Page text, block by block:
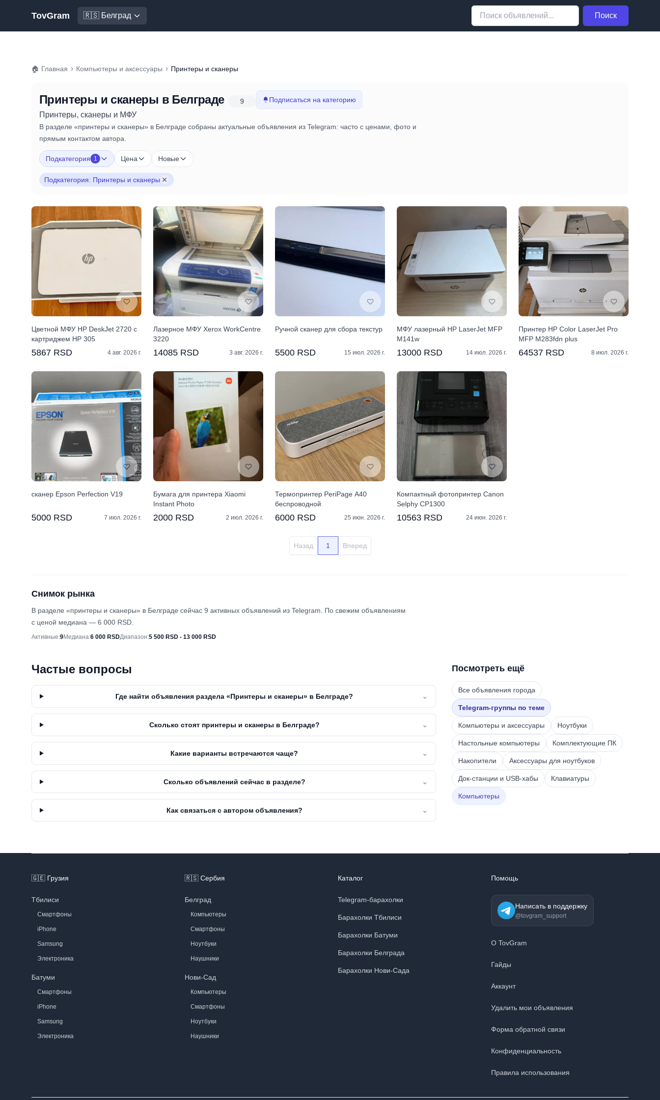
TovGram 🇷🇸 Белград Поиск
🏠 Главная › Компьютеры и аксессуары › Принтеры и сканеры
Принтеры и сканеры в Белграде 9 Подписаться на категорию
Принтеры, сканеры и МФУ
В разделе «принтеры и сканеры» в Белграде собраны актуальные объявления из Telegram: часто с ценами, фото и
прямым контактом автора.
Подкатегория 1 Цена Новые
Подкатегория: Принтеры и сканеры
Цветной МФУ HP DeskJet 2720 с
картриджем HP 305
5867 RSD 4 авг. 2026 г.
Лазерное МФУ Xerox WorkCentre
3220
14085 RSD 3 авг. 2026 г.
Ручной сканер для сбора текстур
5500 RSD 15 июл. 2026 г.
МФУ лазерный HP LaserJet MFP
M141w
13000 RSD 14 июл. 2026 г.
Принтер HP Color LaserJet Pro
MFP M283fdn plus
64537 RSD 8 июл. 2026 г.
сканер Epson Perfection V19
5000 RSD 7 июл. 2026 г.
Бумага для принтера Xiaomi
Instant Photo
2000 RSD 2 июл. 2026 г.
Термопринтер PeriPage A40
беспроводной
6000 RSD 25 июн. 2026 г.
Компактный фотопринтер Canon
Selphy CP1300
10563 RSD 24 июн. 2026 г.
Назад 1 Вперед
Снимок рынка
В разделе «принтеры и сканеры» в Белграде сейчас 9 активных объявлений из Telegram. По свежим объявлениям
с ценой медиана — 6 000 RSD.
Снимок рынка
Активные:9Медиана:6 000 RSDДиапазон:5 500 RSD - 13 000 RSD
Частые вопросы
Где найти объявления раздела «Принтеры и сканеры» в Белграде? ⌄
Сколько стоят принтеры и сканеры в Белграде? ⌄
Какие варианты встречаются чаще? ⌄
Сколько объявлений сейчас в разделе? ⌄
Как связаться с автором объявления? ⌄
Посмотреть ещё
Все объявления города
Telegram-группы по теме
Компьютеры и аксессуары Ноутбуки
Настольные компьютеры Комплектующие ПК
Накопители Аксессуары для ноутбуков
Док-станции и USB-хабы Клавиатуры
Компьютеры
🇬🇪 Грузия
Тбилиси
Смартфоны
iPhone
Samsung
Электроника
Батуми
Смартфоны
iPhone
Samsung
Электроника
🇷🇸 Сербия
Белград
Компьютеры
Смартфоны
Ноутбуки
Наушники
Нови-Сад
Компьютеры
Смартфоны
Ноутбуки
Наушники
Каталог
Telegram-барахолки
Барахолки Тбилиси
Барахолки Батуми
Барахолки Белграда
Барахолки Нови-Сада
Помощь
Написать в поддержку
@tovgram_support
О TovGram
Гайды
Аккаунт
Удалить мои объявления
Форма обратной связи
Конфиденциальность
Правила использования